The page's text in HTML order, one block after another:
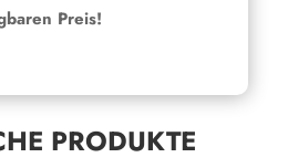
Preis!
PRODUKTE